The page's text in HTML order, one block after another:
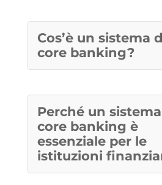
Cos’è un sistema
core banking?
Perché un
core banking è
essenziale per le
istituzioni